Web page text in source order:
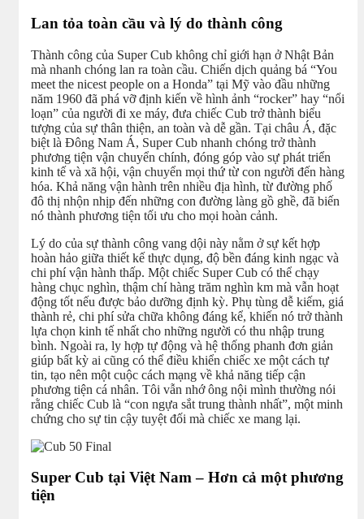
Lan tỏa toàn cầu và lý do thành công
Thành công của Super Cub không chỉ giới hạn ở Nhật Bản
mà nhanh chóng lan ra toàn cầu. Chiến dịch quảng bá “You
meet the nicest people on a Honda” tại Mỹ vào đầu những
năm 1960 đã phá vỡ định kiến về hình ảnh “rocker” hay “nổi
loạn” của người đi xe máy, đưa chiếc Cub trở thành biểu
tượng của sự thân thiện, an toàn và dễ gần. Tại châu Á, đặc
biệt là Đông Nam Á, Super Cub nhanh chóng trở thành
phương tiện vận chuyển chính, đóng góp vào sự phát triển
kinh tế và xã hội, vận chuyển mọi thứ từ con người đến hàng
hóa. Khả năng vận hành trên nhiều địa hình, từ đường phố
đô thị nhộn nhịp đến những con đường làng gồ ghề, đã biến
nó thành phương tiện tối ưu cho mọi hoàn cảnh.
Lý do của sự thành công vang dội này nằm ở sự kết hợp
hoàn hảo giữa thiết kế thực dụng, độ bền đáng kinh ngạc và
chi phí vận hành thấp. Một chiếc Super Cub có thể chạy
hàng chục nghìn, thậm chí hàng trăm nghìn km mà vẫn hoạt
động tốt nếu được bảo dưỡng định kỳ. Phụ tùng dễ kiếm, giá
thành rẻ, chi phí sửa chữa không đáng kể, khiến nó trở thành
lựa chọn kinh tế nhất cho những người có thu nhập trung
bình. Ngoài ra, ly hợp tự động và hệ thống phanh đơn giản
giúp bất kỳ ai cũng có thể điều khiển chiếc xe một cách tự
tin, tạo nên một cuộc cách mạng về khả năng tiếp cận
phương tiện cá nhân. Tôi vẫn nhớ ông nội mình thường nói
rằng chiếc Cub là “con ngựa sắt trung thành nhất”, một minh
chứng cho sự tin cậy tuyệt đối mà chiếc xe mang lại.
Super Cub tại Việt Nam – Hơn cả một phương
tiện